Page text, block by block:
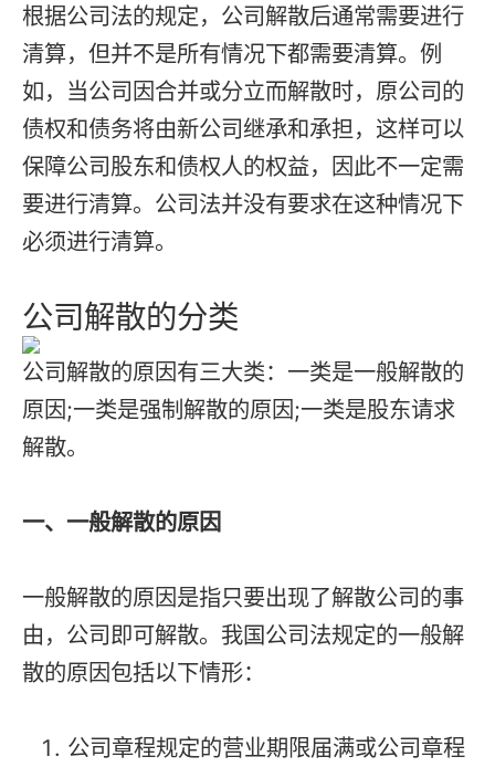
根据公司法的规定，公司解散后通常需要进行
清算，但并不是所有情况下都需要清算。例
如，当公司因合并或分立而解散时，原公司的
债权和债务将由新公司继承和承担，这样可以
保障公司股东和债权人的权益，因此不一定需
要进行清算。公司法并没有要求在这种情况下
必须进行清算。
公司解散的分类
公司解散的原因有三大类：一类是一般解散的
原因;一类是强制解散的原因;一类是股东请求
解散。
一、一般解散的原因
一般解散的原因是指只要出现了解散公司的事
由，公司即可解散。我国公司法规定的一般解
散的原因包括以下情形：
公司章程规定的营业期限届满或公司章程